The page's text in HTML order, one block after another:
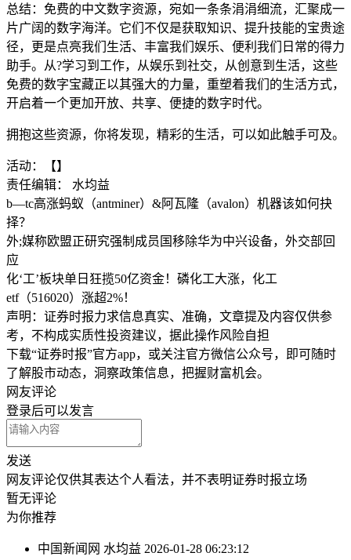
总结：免费的中文数字资源，宛如一条条涓涓细流，汇聚成一
片广阔的数字海洋。它们不仅是获取知识、提升技能的宝贵途
径，更是点亮我们生活、丰富我们娱乐、便利我们日常的得力
助手。从?学习到工作，从娱乐到社交，从创意到生活，这些
免费的数字宝藏正以其强大的力量，重塑着我们的生活方式，
开启着一个更加开放、共享、便捷的数字时代。
拥抱这些资源，你将发现，精彩的生活，可以如此触手可及。
活动：【】
责任编辑： 水均益
b—tc高涨蚂蚁（antminer）&阿瓦隆（avalon）机器该如何抉
择？
外;媒称欧盟正研究强制成员国移除华为中兴设备，外交部回
应
化‘工’板块单日狂揽50亿资金！磷化工大涨，化工
etf（516020）涨超2%！
声明：证券时报力求信息真实、准确，文章提及内容仅供参
考，不构成实质性投资建议，据此操作风险自担
下载“证券时报”官方app，或关注官方微信公众号，即可随时
了解股市动态，洞察政策信息，把握财富机会。
网友评论
登录后可以发言
发送
网友评论仅供其表达个人看法，并不表明证券时报立场
暂无评论
为你推荐
中国新闻网 水均益 2026-01-28 06:23:12